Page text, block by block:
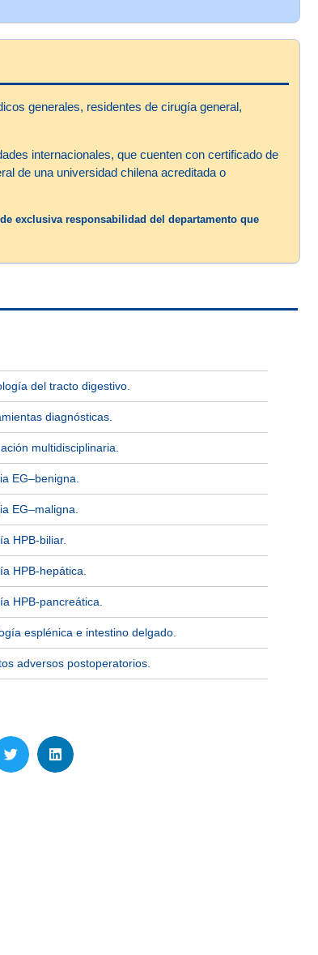
generales, residentes de cirugía general,
internacionales, que cuenten con certificado de
de una universidad chilena acreditada o
exclusiva responsabilidad del departamento que
del tracto digestivo.
diagnósticas.
multidisciplinaria.
EG–benigna.
EG–maligna.
HPB-biliar.
HPB-hepática.
HPB-pancreática.
esplénica e intestino delgado.
adversos postoperatorios.